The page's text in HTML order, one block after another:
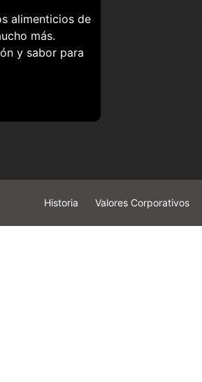
alimenticios de
más.
y sabor para
Historia Valores Corporativos